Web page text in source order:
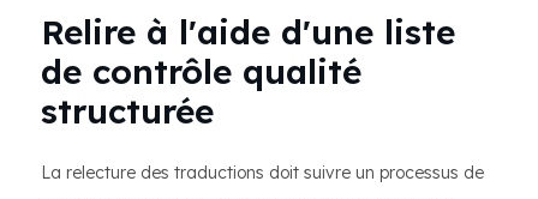
Relire à l'aide d'une liste
de contrôle qualité
structurée
La relecture des traductions doit suivre un processus de